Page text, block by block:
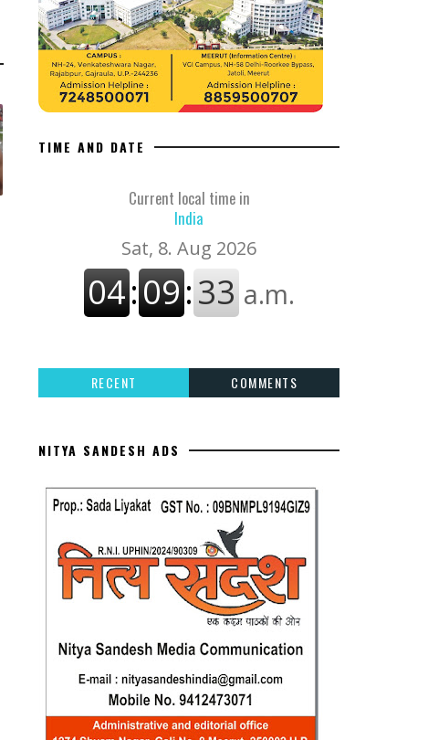
TIME AND DATE
Current local time in
India
RECENT COMMENTS
NITYA SANDESH ADS